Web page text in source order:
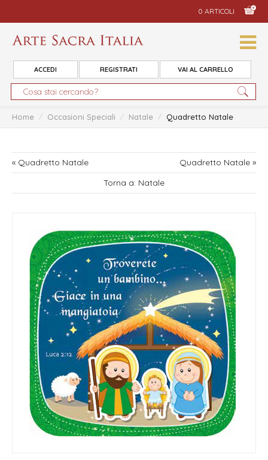
0 ARTICOLI
ACCEDI REGISTRATI VAI AL CARRELLO
Home / Occasioni Speciali / Natale / Quadretto Natale
« Quadretto Natale
Quadretto Natale »
Torna a: Natale